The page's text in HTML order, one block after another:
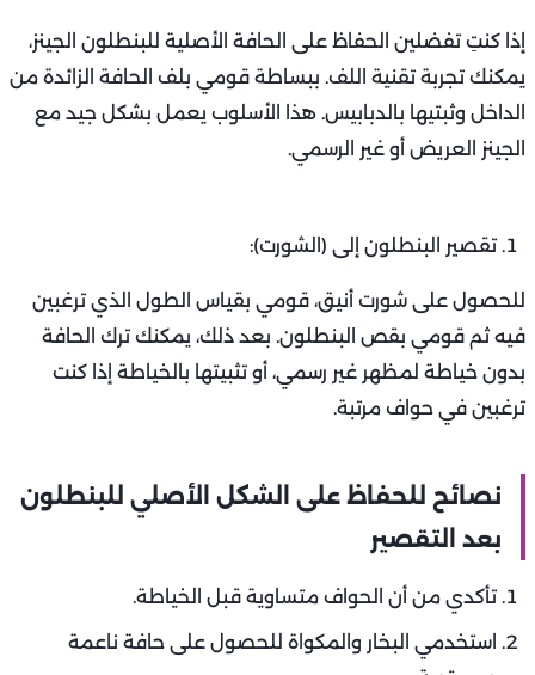
إذا كنتِ تفضلين الحفاظ على الحافة الأصلية للبنطلون الجينز،
يمكنك تجربة تقنية اللف. ببساطة قومي بلف الحافة الزائدة من
الداخل وثبتيها بالدبابيس. هذا الأسلوب يعمل بشكل جيد مع
الجينز العريض أو غير الرسمي.
تقصير البنطلون إلى (الشورت):
للحصول على شورت أنيق، قومي بقياس الطول الذي ترغبين
فيه ثم قومي بقص البنطلون. بعد ذلك، يمكنك ترك الحافة
بدون خياطة لمظهر غير رسمي، أو تثبيتها بالخياطة إذا كنت
ترغبين في حواف مرتبة.
نصائح للحفاظ على الشكل الأصلي للبنطلون
بعد التقصير
تأكدي من أن الحواف متساوية قبل الخياطة.
استخدمي البخار والمكواة للحصول على حافة ناعمة